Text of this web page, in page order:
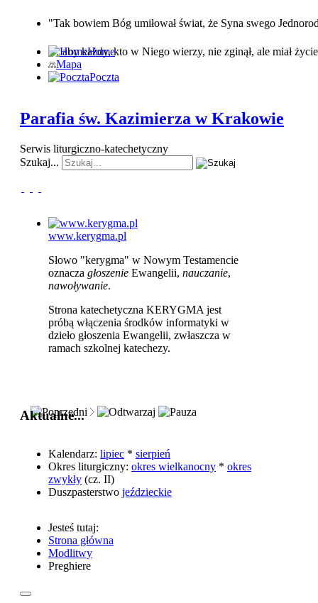
"Tak bowiem Bóg umiłował świat, że Syna swego
… aby każdy, kto w Niego wierzy, nie zginął, ale miał
Home
Mapa
Poczta
Parafia św. Kazimierza w Krakowie
Serwis liturgiczno-katechetyczny
Szukaj...
www.kerygma.pl
Słowo "kerygma" w Nowym Testamencie
oznacza głoszenie Ewangelii, nauczanie,
nawoływanie.
Strona katechetyczna KERYGMA jest
próbą włączenia środków informatyki w
dzieło głoszenia Ewangelii, zwłaszcza w
ramach szkolnej katechezy.
Aktualne...
Kalendarz: lipiec * sierpień
Okres liturgiczny: okres wielkanocny * okres
zwykły (cz. II)
Duszpasterstwo jeździeckie
Jesteś tutaj:
Strona główna
Modlitwy
Preghiere